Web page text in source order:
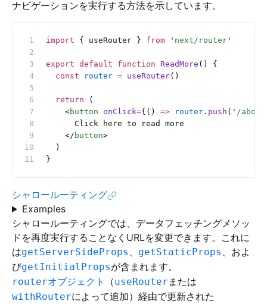
ナビゲーションを実行する方法を示しています。
import { useRouter } from ' next/router '
export default function ReadMore () {
  const
router = useRouter()
  return
(
    <
button onClick={() => router . push ( ' /about
      Click here to read more
    </
button>
  )
}
シャロールーティング
Examples
シャロールーティングでは、データフェッチングメソッ
ドを再度実行することなくURLを変更できます。これに
はgetServerSideProps 、 getStaticProps 、およ
びgetInitialPropsが含まれます。
routerオブジェクト （useRouter または
withRouterによって追加）経由で更新された